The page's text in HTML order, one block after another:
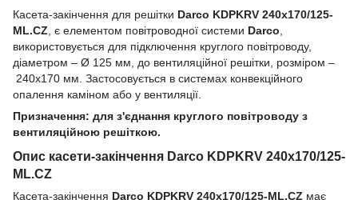
Касета-закінчення для решітки Darco KDPKRV 240x170/125-
ML.CZ , є елементом повітроводної системи Darco
використовується для підключення круглого повітроводу,
діаметром – Ø 125 мм, до вентиляційної решітки, розміром –
240х170 мм. Застосовується в системах конвекційного
опалення каміном або у вентиляції.
Призначення: для з'єднання круглого повітроводу з
вентиляційною решіткою.
Опис касети-закінчення Darco KDPKRV 240x170/125-
ML.CZ
Касета-закінчення Darco KDPKRV 240x170/125-ML.CZ має